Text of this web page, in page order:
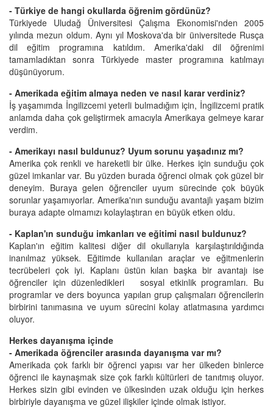
- Türkiye de hangi okullarda öğrenim gördünüz?
Türkiyede Uludağ Üniversitesi Çalışma Ekonomisi'nden 2005
yılında mezun oldum. Aynı yıl Moskova'da bir üniversitede Rusça
dil eğitim programına katıldım. Amerika'daki dil öğrenimi
tamamladıktan sonra Türkiyede master programına katılmayı
düşünüyorum.
- Amerikada eğitim almaya neden ve nasıl karar verdiniz?
İş yaşamımda İngilizcemi yeterli bulmadığım için, İngilizcemi pratik
anlamda daha çok geliştirmek amacıyla Amerikaya gelmeye karar
verdim.
- Amerikayı nasıl buldunuz? Uyum sorunu yaşadınız mı?
Amerika çok renkli ve hareketli bir ülke. Herkes için sunduğu çok
güzel imkanlar var. Bu yüzden burada öğrenci olmak çok güzel bir
deneyim. Buraya gelen öğrenciler uyum sürecinde çok büyük
sorunlar yaşamıyorlar. Amerika'nın sunduğu avantajlı yaşam bizim
buraya adapte olmamızı kolaylaştıran en büyük etken oldu.
- Kaplan'ın sunduğu imkanları ve eğitimi nasıl buldunuz?
Kaplan'ın eğitim kalitesi diğer dil okullarıyla karşılaştırıldığında
inanılmaz yüksek. Eğitimde kullanılan araçlar ve eğitmenlerin
tecrübeleri çok iyi. Kaplanı üstün kılan başka bir avantajı ise
öğrenciler için düzenledikleri sosyal etkinlik programları. Bu
programlar ve ders boyunca yapılan grup çalışmaları öğrencilerin
birbirini tanımasına ve uyum sürecini kolay atlatmasına yardımcı
oluyor.
Herkes dayanışma içinde
- Amerikada öğrenciler arasında dayanışma var mı?
Amerikada çok farklı bir öğrenci yapısı var her ülkeden binlerce
öğrenci ile kaynaşmak size çok farklı kültürleri de tanıtmış oluyor.
Herkes sizin gibi evinden ve ülkesinden uzak olduğu için herkes
birbiriyle dayanışma ve güzel ilişkiler içinde olmak istiyor.